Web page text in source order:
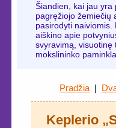
Šiandien, kai jau yra
pagręžiojo žemiečių
pasirodyti
aiškino apie
svyravimą, visuotinę
mokslininko
Pradžia
Keplerio